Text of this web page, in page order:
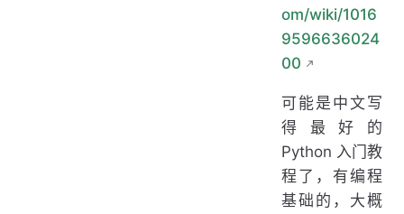
om/wiki/1016
9596636024
00
可能是中文写
得最好的
Python 入门教
程了，有编程
基础的，大概